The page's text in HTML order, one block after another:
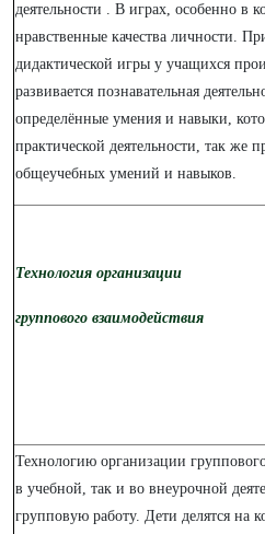
деятельности . В играх, особенно в
нравственные качества личности.
дидактической игры у учащихся
развивается познавательная
определённые умения и навыки,
практической деятельности, так же
общеучебных умений и навыков.
Технология организации
группового взаимодействия
Технологию организации
в учебной, так и во внеурочной
групповую работу. Дети делятся на